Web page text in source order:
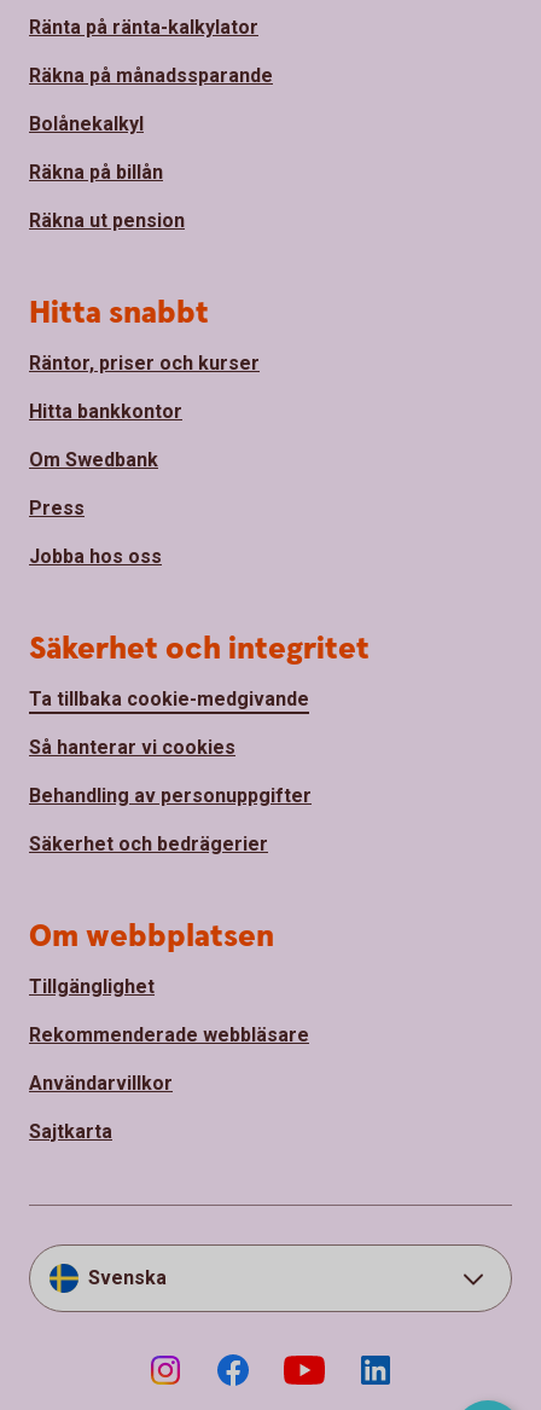
Ränta på ränta-kalkylator
Räkna på månadssparande
Bolånekalkyl
Räkna på billån
Räkna ut pension
Hitta snabbt
Räntor, priser och kurser
Hitta bankkontor
Om Swedbank
Press
Jobba hos oss
Säkerhet och integritet
Ta tillbaka cookie-medgivande
Så hanterar vi cookies
Behandling av personuppgifter
Säkerhet och bedrägerier
Om webbplatsen
Tillgänglighet
Rekommenderade webbläsare
Användarvillkor
Sajtkarta
Svenska